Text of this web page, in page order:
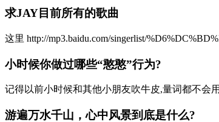
求JAY目前所有的歌曲
这里 http://mp3.baidu.com/singerlist/
小时候你做过哪些“憨憨”行为?
记得以前小时候和其他小朋友吹牛皮,量词都不会
游遍万水千山，心中风景到底是什么?